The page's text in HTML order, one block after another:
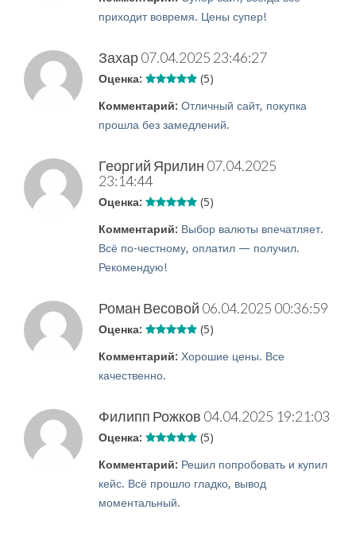
приходит вовремя. Цены супер!
Захар07.04.2025 23:46:27
Оценка: (5)
Комментарий: Отличный сайт, покупка
прошла без замедлений.
Георгий Ярилин 07.04.2025
23:14:44
Оценка: (5)
Комментарий: Выбор валюты впечатляет.
Всё по-честному, оплатил — получил.
Рекомендую!
Роман Весовой 06.04.2025 00:36:59
Оценка: (5)
Комментарий: Хорошие цены. Все
качественно.
Филипп Рожков 04.04.2025 19:21:03
Оценка: (5)
Комментарий: Решил попробовать и купил
кейс. Всё прошло гладко, вывод
моментальный.